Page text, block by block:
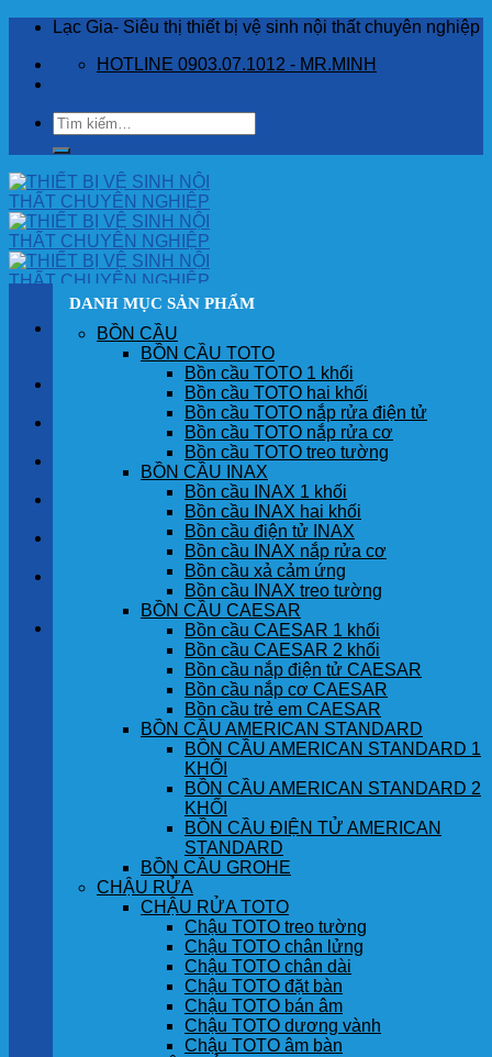
Skip
content
Lạc Gia- Siêu thị thiết bị vệ sinh nội thất chuyên nghiệp
HOTLINE 0903.07.1012 - MR.MINH
Tìm
kiếm:
SẢN PHẨM
GÓC KHÁCH HÀNG
Chưa có sản phẩm trong giỏ hàng.
DANH MỤC SẢN PHẨM
BỒN CẦU
BỒN CẦU TOTO
Bồn cầu TOTO 1 khối
Bồn cầu TOTO hai khối
Bồn cầu TOTO nắp rửa điện tử
Bồn cầu TOTO nắp rửa cơ
Bồn cầu TOTO treo tường
BỒN CẦU INAX
Bồn cầu INAX 1 khối
Bồn cầu INAX hai khối
Bồn cầu điện tử INAX
Bồn cầu INAX nắp rửa cơ
Bồn cầu xả cảm ứng
Bồn cầu INAX treo tường
BỒN CẦU CAESAR
Bồn cầu CAESAR 1 khối
Bồn cầu CAESAR 2 khối
Bồn cầu nắp điện tử CAESAR
Bồn cầu nắp cơ CAESAR
Bồn cầu trẻ em CAESAR
BỒN CẦU AMERICAN STANDARD
BỒN CẦU AMERICAN STANDARD 1
KHỐI
BỒN CẦU AMERICAN STANDARD 2
KHỐI
BỒN CẦU ĐIỆN TỬ AMERICAN
STANDARD
BỒN CẦU GROHE
CHẬU RỬA
CHẬU RỬA TOTO
Chậu TOTO treo tường
Chậu TOTO chân lửng
Chậu TOTO chân dài
Chậu TOTO đặt bàn
Chậu TOTO bán âm
Chậu TOTO dương vành
Chậu TOTO âm bàn